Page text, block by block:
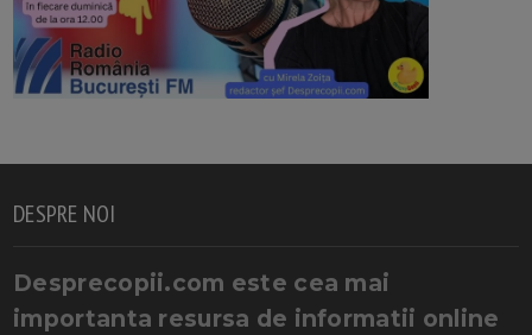
DESPRE NOI
Desprecopii.com este cea mai
importanta resursa de informatii online